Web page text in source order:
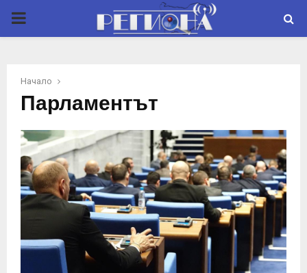
P
M
A
R
Y
Начало
Парламентът